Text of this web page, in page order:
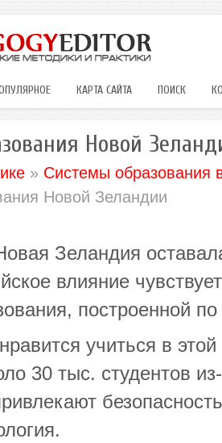
КАРТА САЙТА ПОИСК
Новой
» Системы образования
Новой Зеландии
Зеландия
влияние
построенной
учиться в
30 тыс. студентов